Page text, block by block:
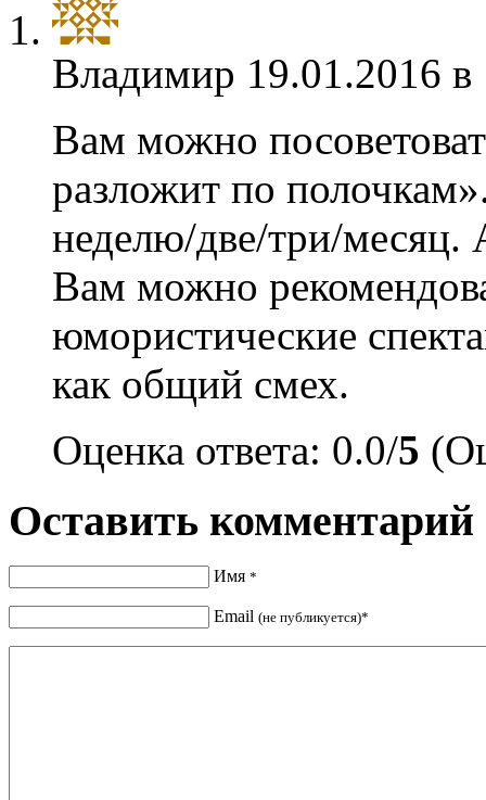
Владимир 19.01.2016
Вам можно
разложит по
неделю/две/три/месяц.
Вам можно
юмористические
как общий смех.
Оценка ответа: 0.0/5
Оставить комментарий
Имя *
Email (не публикуется)*